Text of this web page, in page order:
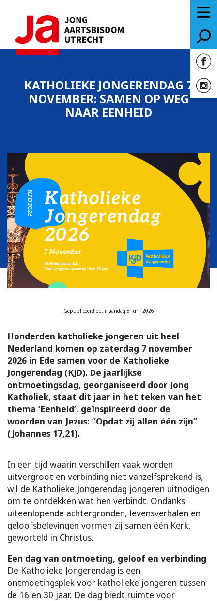
KATHOLIEKE JONGERENDAG 7
NOVEMBER: SAMEN OP WEG
NAAR EENHEID
Gepubliceerd op: maandag 8 juni 2026
Honderden katholieke jongeren uit heel
Nederland komen op zaterdag 7 november
2026 in Ede samen voor de Katholieke
Jongerendag (KJD). De jaarlijkse
ontmoetingsdag, georganiseerd door Jong
Katholiek, staat dit jaar in het teken van het
thema ‘Eenheid’, geïnspireerd door de
woorden van Jezus: “Opdat zij allen één zijn”
(Johannes 17,21).
In een tijd waarin verschillen vaak worden
uitvergroot en verbinding niet vanzelfsprekend is,
wil de Katholieke Jongerendag jongeren uitnodigen
om te ontdekken wat hen verbindt. Ondanks
uiteenlopende achtergronden, levensverhalen en
geloofsbelevingen vormen zij samen één Kerk,
geworteld in Christus.
Een dag van ontmoeting, geloof en verbinding
De Katholieke Jongerendag is een
ontmoetingsplek voor katholieke jongeren tussen
de 16 en 30 jaar. De dag biedt ruimte voor